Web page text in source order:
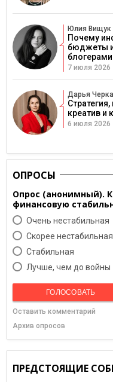
Юлия Вищук
Почему
бюджеты и
7 июля 2026
Дарья
креатив и
6 июля 2026
ОПРОСЫ
Опрос (анонимный).
финансовую
Очень нестабильная
Скорее нестабильная
Cтабильная
Лучше, чем до войны
ГОЛОСОВАТЬ
Оставить комментарий
Архив опросов
ПРЕДСТОЯЩИЕ